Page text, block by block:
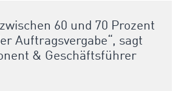
60 und 70 Prozent
Auftragsvergabe“, sagt
& Geschäftsführer